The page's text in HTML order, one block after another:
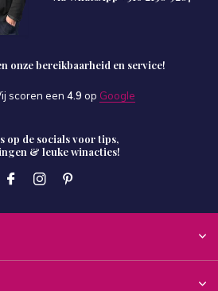
onze bereikbaarheid en service!
scoren een 4.9 op Google
op de socials voor tips,
& leuke winacties!